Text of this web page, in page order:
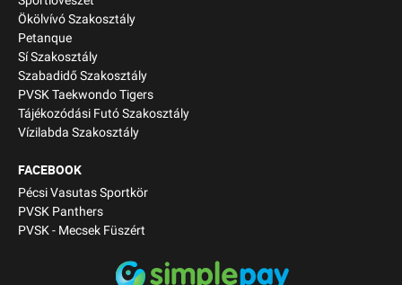
Ökölvívó Szakosztály
Petanque
Sí Szakosztály
Szabadidő Szakosztály
PVSK Taekwondo Tigers
Tájékozódási Futó Szakosztály
Vízilabda Szakosztály
FACEBOOK
Pécsi Vasutas Sportkör
PVSK Panthers
PVSK - Mecsek Füszért